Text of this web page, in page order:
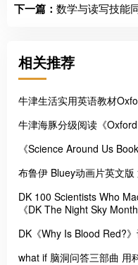
下一篇： 数学与读写技能
相关推荐
牛津生活实用英语教材
牛津海豚分级阅读《
《Science Around Us
布鲁伊 Bluey动画片英文
DK 100 Scientists Who
界的100位科学家
《DK The Night Sky
DK《Why Is Blood Red?
what if 脑洞问答三部曲 用